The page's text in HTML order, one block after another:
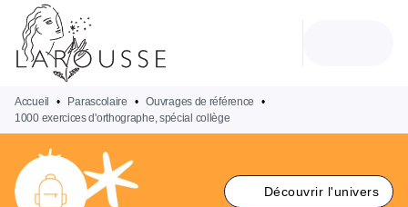
MENU
PIED DE PAGE
Accueil • Parascolaire • Ouvrages de référence
•
1000 exercices d'orthographe, spécial collège
Découvrir l'univers